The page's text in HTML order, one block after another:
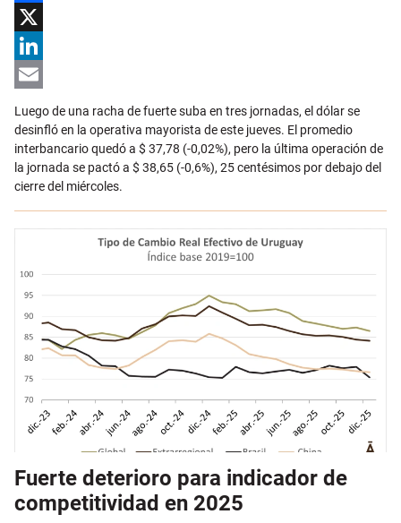
Facebook
X
LinkedIn
Luego de una racha de fuerte suba en tres jornadas, el dólar se
desinfló en la operativa mayorista de este jueves. El promedio
interbancario quedó a $ 37,78 (-0,02%), pero la última operación de
la jornada se pactó a $ 38,65 (-0,6%), 25 centésimos por debajo del
cierre del miércoles.
Fuerte deterioro para indicador de
competitividad en 2025